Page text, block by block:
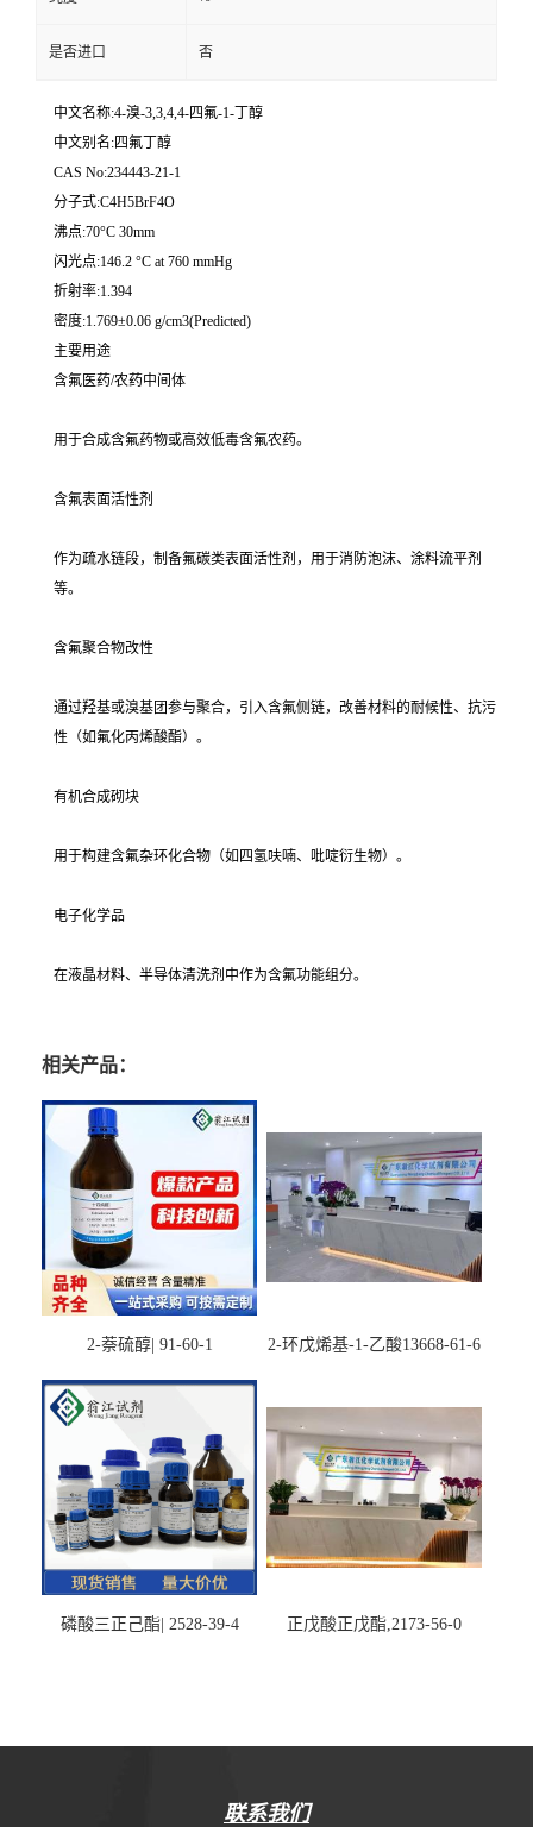
是否进口 否
中文名称:4-溴-3,3,4,4-四氟-1-丁醇
中文别名:四氟丁醇
CAS No:234443-21-1
分子式:C4H5BrF4O
沸点:70°C 30mm
闪光点:146.2 °C at 760 mmHg
折射率:1.394
密度:1.769±0.06 g/cm3(Predicted)
主要用途
含氟医药/农药中间体
用于合成含氟药物或高效低毒含氟农药。
含氟表面活性剂
作为疏水链段，制备氟碳类表面活性剂，用于消防泡沫、涂料流平剂
等。
含氟聚合物改性
通过羟基或溴基团参与聚合，引入含氟侧链，改善材料的耐候性、抗污
性（如氟化丙烯酸酯）。
有机合成砌块
用于构建含氟杂环化合物（如四氢呋喃、吡啶衍生物）。
电子化学品
在液晶材料、半导体清洗剂中作为含氟功能组分。
相关产品：
2-萘硫醇| 91-60-1 2-环戊烯基-1-乙酸13668-61-6
磷酸三正己酯| 2528-39-4 正戊酸正戊酯,2173-56-0
联系我们